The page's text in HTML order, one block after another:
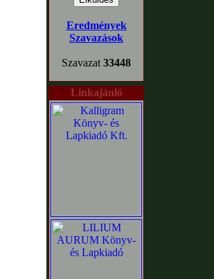
Eredmények
Szavazások
Szavazat 33448
Linkajánló